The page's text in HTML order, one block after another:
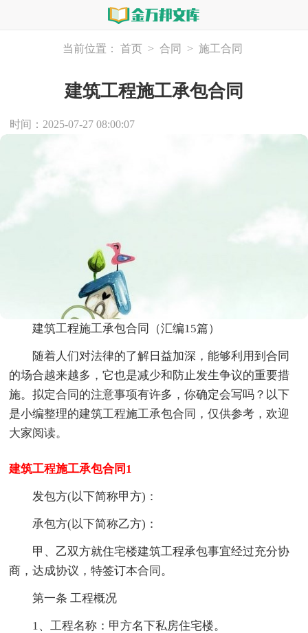
当前位置： 首页 > 合同 > 施工合同
建筑工程施工承包合同
时间：2025-07-27 08:00:07
建筑工程施工承包合同（汇编15篇）
随着人们对法律的了解日益加深，能够利用到合同
的场合越来越多，它也是减少和防止发生争议的重要措
施。拟定合同的注意事项有许多，你确定会写吗？以下
是小编整理的建筑工程施工承包合同，仅供参考，欢迎
大家阅读。
建筑工程施工承包合同1
发包方(以下简称甲方)：
承包方(以下简称乙方)：
甲、乙双方就住宅楼建筑工程承包事宜经过充分协
商，达成协议，特签订本合同。
第一条 工程概况
1、工程名称：甲方名下私房住宅楼。